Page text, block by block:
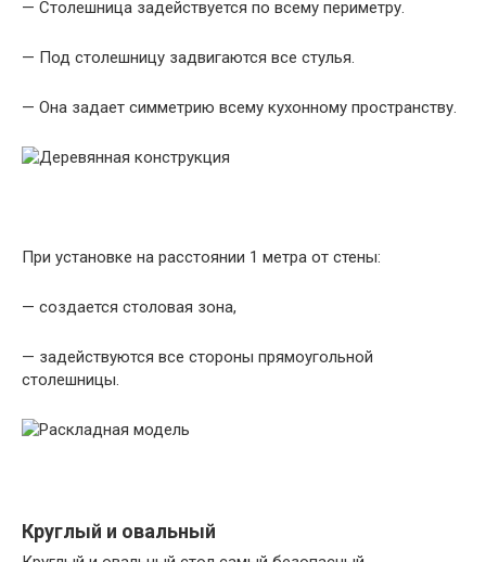
— Столешница задействуется по всему периметру.
— Под столешницу задвигаются все стулья.
— Она задает симметрию всему кухонному пространству.
При установке на расстоянии 1 метра от стены:
— создается столовая зона,
— задействуются все стороны прямоугольной
столешницы.
Круглый и овальный